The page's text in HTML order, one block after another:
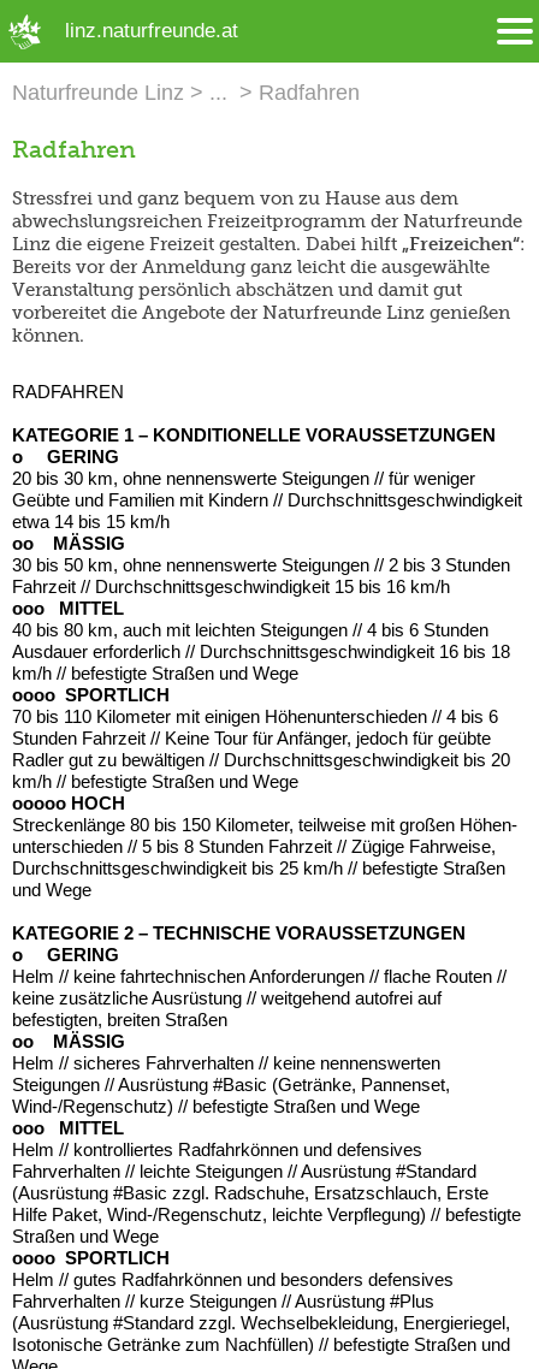
linz.naturfreunde.at
Naturfreunde Linz Radfahren
Radfahren
Stressfrei und ganz bequem von zu Hause aus dem
abwechslungsreichen Freizeitprogramm der Naturfreunde
Linz die eigene Freizeit gestalten. Dabei hilft „Freizeichen“:
Bereits vor der Anmeldung ganz leicht die ausgewählte
Veranstaltung persönlich abschätzen und damit gut
vorbereitet die Angebote der Naturfreunde Linz genießen
können.
RADFAHREN
KATEGORIE 1 – KONDITIONELLE VORAUSSETZUNGEN
o GERING
20 bis 30 km, ohne nennenswerte Steigungen // für weniger
Geübte und Familien mit Kindern // Durchschnittsgeschwindigkeit
etwa 14 bis 15 km/h
oo MÄSSIG
30 bis 50 km, ohne nennenswerte Steigungen // 2 bis 3 Stunden
Fahrzeit // Durchschnittsgeschwindigkeit 15 bis 16 km/h
ooo MITTEL
40 bis 80 km, auch mit leichten Steigungen // 4 bis 6 Stunden
Ausdauer erforderlich // Durchschnittsgeschwindigkeit 16 bis 18
km/h // befestigte Straßen und Wege
oooo SPORTLICH
70 bis 110 Kilometer mit einigen Höhenunterschieden // 4 bis 6
Stunden Fahrzeit // Keine Tour für Anfänger, jedoch für geübte
Radler gut zu bewältigen // Durchschnittsgeschwindigkeit bis 20
km/h // befestigte Straßen und Wege
ooooo HOCH
Streckenlänge 80 bis 150 Kilometer, teilweise mit großen Höhen-
unterschieden // 5 bis 8 Stunden Fahrzeit // Zügige Fahrweise,
Durchschnittsgeschwindigkeit bis 25 km/h // befestigte Straßen
und Wege
KATEGORIE 2 – TECHNISCHE VORAUSSETZUNGEN
o GERING
Helm // keine fahrtechnischen Anforderungen // flache Routen //
keine zusätzliche Ausrüstung // weitgehend autofrei auf
befestigten, breiten Straßen
oo MÄSSIG
Helm // sicheres Fahrverhalten // keine nennenswerten
Steigungen // Ausrüstung #Basic (Getränke, Pannenset,
Wind-/Regenschutz) // befestigte Straßen und Wege
ooo MITTEL
Helm // kontrolliertes Radfahrkönnen und defensives
Fahrverhalten // leichte Steigungen // Ausrüstung #Standard
(Ausrüstung #Basic zzgl. Radschuhe, Ersatzschlauch, Erste
Hilfe Paket, Wind-/Regenschutz, leichte Verpflegung) // befestigte
Straßen und Wege
oooo SPORTLICH
Helm // gutes Radfahrkönnen und besonders defensives
Fahrverhalten // kurze Steigungen // Ausrüstung #Plus
(Ausrüstung #Standard zzgl. Wechselbekleidung, Energieriegel,
Isotonische Getränke zum Nachfüllen) // befestigte Straßen und